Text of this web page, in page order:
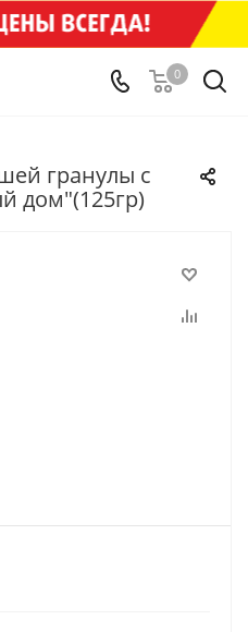
0
гранулы с
дом"(125гр)